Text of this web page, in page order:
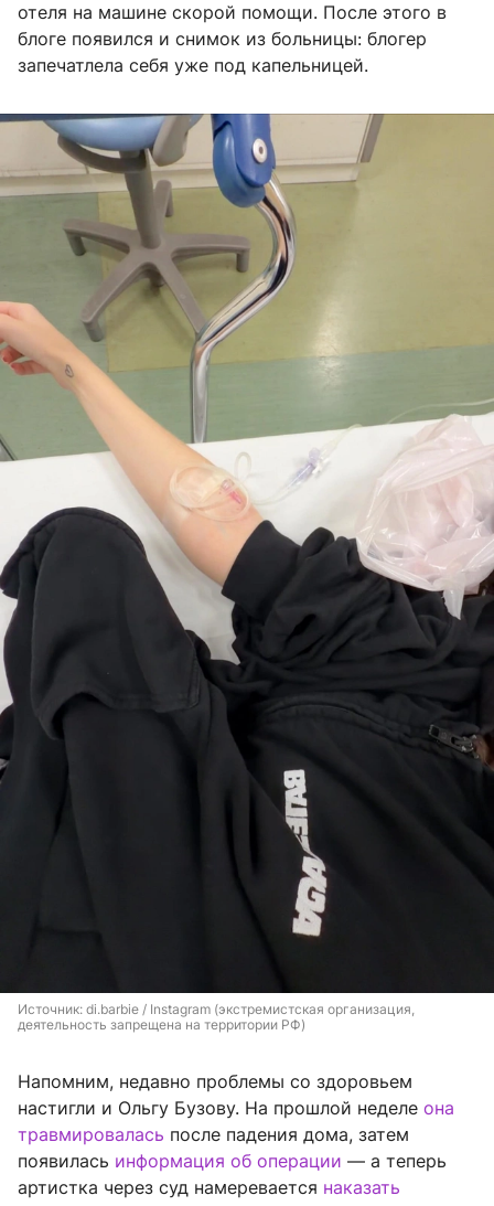
отеля на машине скорой помощи. После этого в
блоге появился и снимок из больницы: блогер
запечатлела себя уже под капельницей.
Источник: di.barbie / Instagram (экстремистская организация,
деятельность запрещена на территории РФ)
Напомним, недавно проблемы со здоровьем
настигли и Ольгу Бузову. На прошлой неделе она
травмировалась после падения дома, затем
появилась информация об операции — а теперь
артистка через суд намеревается наказать